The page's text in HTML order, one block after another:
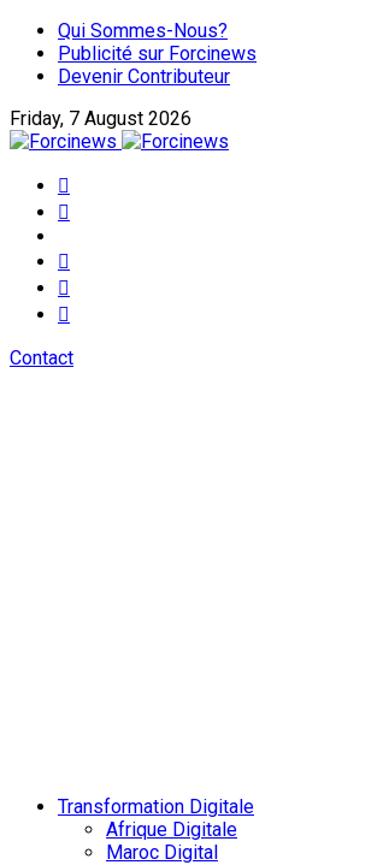
Qui Sommes-Nous?
Publicité sur Forcinews
Devenir Contributeur
Friday, 7 August 2026
Contact
Transformation Digitale
Afrique Digitale
Maroc Digital